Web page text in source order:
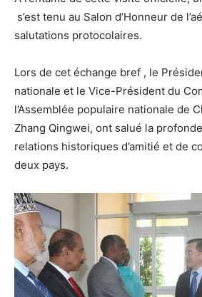
s’est tenu au Salon d’Honneur de
salutations protocolaires.
Lors de cet échange bref , le
nationale et le Vice-Président du
l’Assemblée populaire nationale de
Zhang Qingwei, ont salué la
relations historiques d’amitié et de
deux pays.